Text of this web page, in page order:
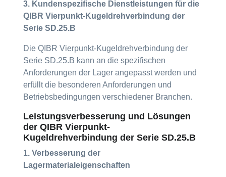
3. Kundenspezifische Dienstleistungen für die
QIBR Vierpunkt-Kugeldrehverbindung der
Serie SD.25.B
Die QIBR Vierpunkt-Kugeldrehverbindung der
Serie SD.25.B kann an die spezifischen
Anforderungen der Lager angepasst werden und
erfüllt die besonderen Anforderungen und
Betriebsbedingungen verschiedener Branchen.
Leistungsverbesserung und Lösungen
der QIBR Vierpunkt-
Kugeldrehverbindung der Serie SD.25.B
1. Verbesserung der
Lagermaterialeigenschaften